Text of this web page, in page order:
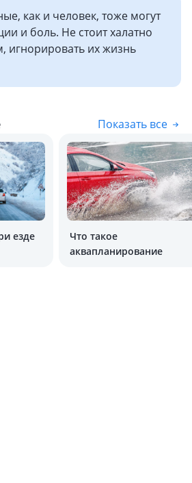
как и человек, тоже могут
и боль. Не стоит халатно
игнорировать их жизнь
Показать все
езде
Что такое
аквапланирование